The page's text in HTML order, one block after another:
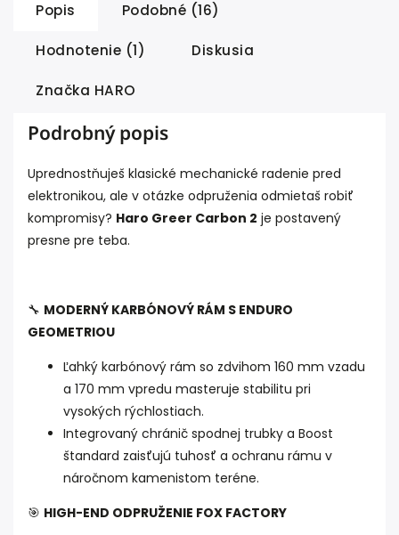
Popis Podobné (16)
Hodnotenie (1) Diskusia
Značka HARO
Podrobný popis
Uprednostňuješ klasické mechanické radenie pred
elektronikou, ale v otázke odpruženia odmietaš robiť
kompromisy? Haro Greer Carbon 2 je postavený
presne pre teba.
🔧 MODERNÝ KARBÓNOVÝ RÁM S ENDURO
GEOMETRIOU
Ľahký karbónový rám so zdvihom 160 mm vzadu
a 170 mm vpredu masteruje stabilitu pri
vysokých rýchlostiach.
Integrovaný chránič spodnej trubky a Boost
štandard zaisťujú tuhosť a ochranu rámu v
náročnom kamenistom teréne.
🎯 HIGH-END ODPRUŽENIE FOX FACTORY